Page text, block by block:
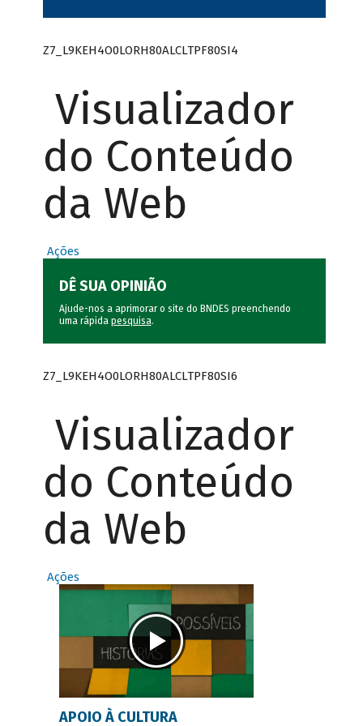
Z7_L9KEH4O0LORH80ALCLTPF80SI4
Visualizador
do Conteúdo
da Web
Ações
DÊ SUA OPINIÃO
Ajude-nos a aprimorar o site do BNDES preenchendo
uma rápida pesquisa.
Z7_L9KEH4O0LORH80ALCLTPF80SI6
Visualizador
do Conteúdo
da Web
Ações
APOIO À CULTURA